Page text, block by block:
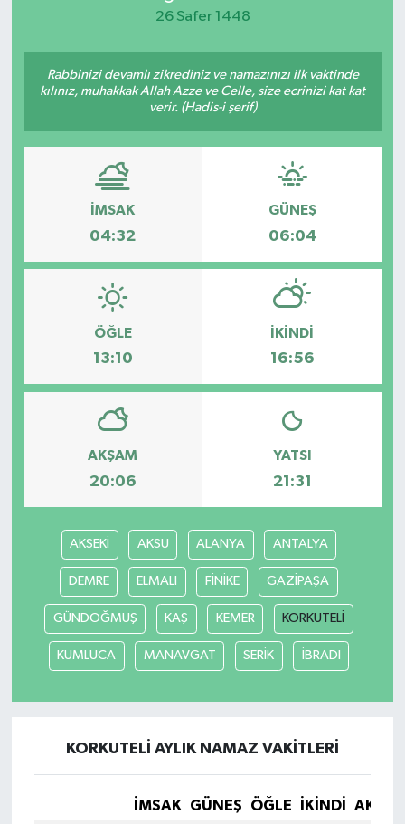
26 Safer 1448
Rabbinizi devamlı zikrediniz ve namazınızı ilk vaktinde
kılınız, muhakkak Allah Azze ve Celle, size ecrinizi kat kat
verir. (Hadis-i şerif)
İMSAK
04:32
GÜNEŞ
06:04
ÖĞLE
13:10
İKINDI
16:56
AKŞAM
20:06
YATSI
21:31
AKSEKİ AKSU ALANYA ANTALYA
DEMRE ELMALI FİNİKE GAZİPAŞA
GÜNDOĞMUŞ KAŞ KEMER KORKUTELİ
KUMLUCA MANAVGAT SERİK İBRADI
KORKUTELİ AYLIK NAMAZ VAKITLERI
İMSAK GÜNEŞ ÖĞLE İKINDI